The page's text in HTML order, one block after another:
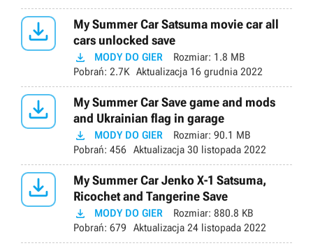

My Summer Car Satsuma movie car all
cars unlocked save
 MODY DO GIER Rozmiar: 1.8 MB
Pobrań: 2.7K Aktualizacja 16 grudnia 2022

My Summer Car Save game and mods
and Ukrainian flag in garage
 MODY DO GIER Rozmiar: 90.1 MB
Pobrań: 456 Aktualizacja 30 listopada 2022

My Summer Car Jenko X-1 Satsuma,
Ricochet and Tangerine Save
 MODY DO GIER Rozmiar: 880.8 KB
Pobrań: 679 Aktualizacja 24 listopada 2022